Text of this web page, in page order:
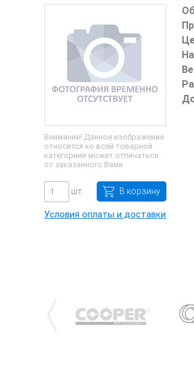
Внимание! Данное изображение
относится ко всей товарной
категориии может отличаться
от заказанного Вами
шт. В корзину
Условия оплаты и доставки